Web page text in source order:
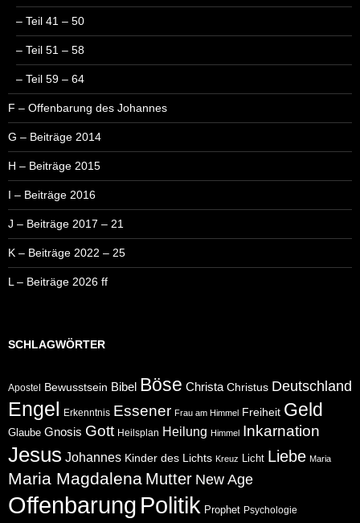
– Teil 41 – 50
– Teil 51 – 58
– Teil 59 – 64
F – Offenbarung des Johannes
G – Beiträge 2014
H – Beiträge 2015
I – Beiträge 2016
J – Beiträge 2017 – 21
K – Beiträge 2022 – 25
L – Beiträge 2026 ff
SCHLAGWÖRTER
Apostel Bewusstsein Bibel Böse Christa Christus Deutschland
Engel Erkenntnis Essener Frau am Himmel Freiheit Geld
Glaube Gnosis Gott Heilsplan Heilung Himmel Inkarnation
Jesus Johannes Kinder des Lichts Kreuz Licht Liebe Maria
Maria Magdalena Mutter New Age
Offenbarung Politik Prophet Psychologie